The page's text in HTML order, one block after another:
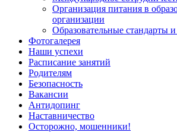
Организация питания в
организации
Образовательные стандарты
Фотогалерея
Наши успехи
Расписание занятий
Родителям
Безопасность
Вакансии
Антидопинг
Наставничество
Осторожно, мошенники!